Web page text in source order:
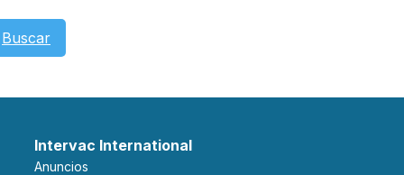
Buscar
Intervac International
Anuncios